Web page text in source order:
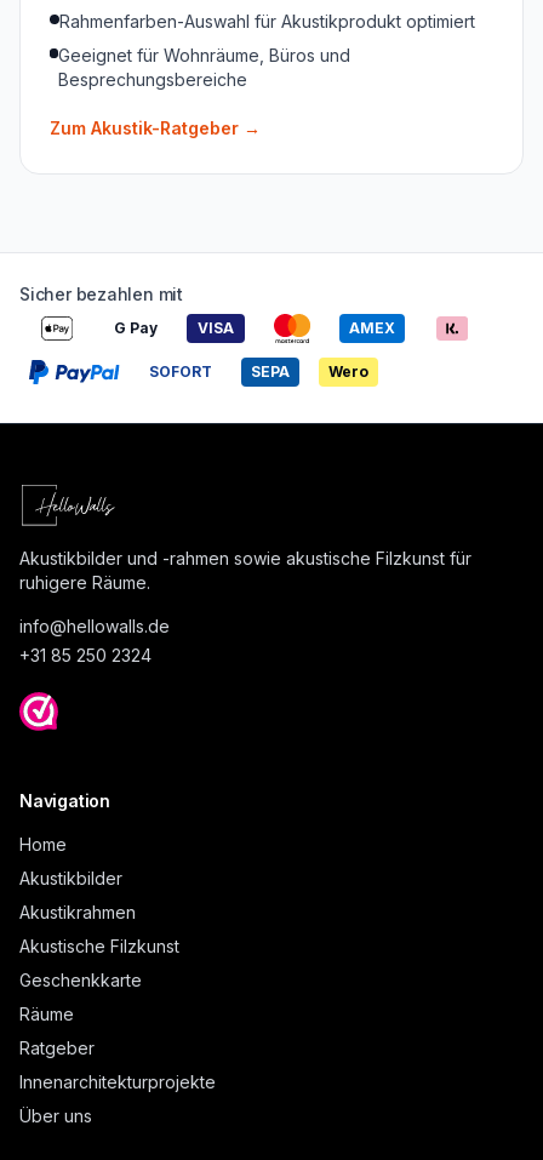
Rahmenfarben-Auswahl für Akustikprodukt optimiert
Geeignet für Wohnräume, Büros und
Besprechungsbereiche
Zum Akustik-Ratgeber →
Sicher bezahlen mit
G Pay VISA AMEX
SOFORT SEPA Wero
Akustikbilder und -rahmen sowie akustische Filzkunst für
ruhigere Räume.
info@hellowalls.de
+31 85 250 2324
Navigation
Home
Akustikbilder
Akustikrahmen
Akustische Filzkunst
Geschenkkarte
Räume
Ratgeber
Innenarchitekturprojekte
Über uns